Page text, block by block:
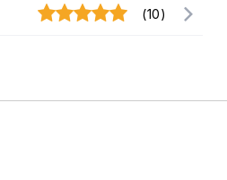
(10)